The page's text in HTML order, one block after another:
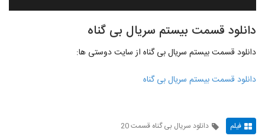
دانلود قسمت بیستم سریال بی گناه
دانلود قسمت بیستم سریال بی گناه از سایت دوستی ها:
دانلود قسمت بیستم سریال بی گناه
فیلم
دانلود سریال بی گناه قسمت 20